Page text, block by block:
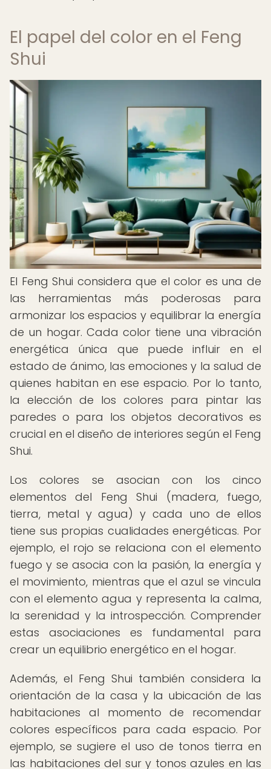
El papel del color en el Feng
Shui
El Feng Shui considera que el color es una de
las herramientas más poderosas para
armonizar los espacios y equilibrar la energía
de un hogar. Cada color tiene una vibración
energética única que puede influir en el
estado de ánimo, las emociones y la salud de
quienes habitan en ese espacio. Por lo tanto,
la elección de los colores para pintar las
paredes o para los objetos decorativos es
crucial en el diseño de interiores según el Feng
Shui.
Los colores se asocian con los cinco
elementos del Feng Shui (madera, fuego,
tierra, metal y agua) y cada uno de ellos
tiene sus propias cualidades energéticas. Por
ejemplo, el rojo se relaciona con el elemento
fuego y se asocia con la pasión, la energía y
el movimiento, mientras que el azul se vincula
con el elemento agua y representa la calma,
la serenidad y la introspección. Comprender
estas asociaciones es fundamental para
crear un equilibrio energético en el hogar.
Además, el Feng Shui también considera la
orientación de la casa y la ubicación de las
habitaciones al momento de recomendar
colores específicos para cada espacio. Por
ejemplo, se sugiere el uso de tonos tierra en
las habitaciones del sur y tonos azules en las